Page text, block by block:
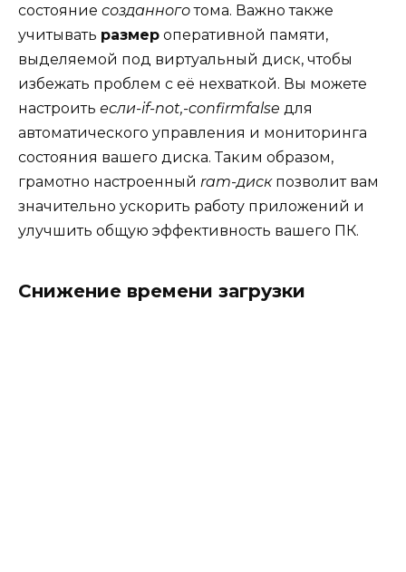
состояние созданноготома. Важно также
учитывать размер оперативной памяти,
выделяемой под виртуальный диск, чтобы
избежать проблем с её нехваткой. Вы можете
настроить если-if-not,-confirmfalse для
автоматического управления и мониторинга
состояния вашего диска. Таким образом,
грамотно настроенный ram-дискпозволит вам
значительно ускорить работу приложений и
улучшить общую эффективность вашего ПК.
Снижение времени загрузки